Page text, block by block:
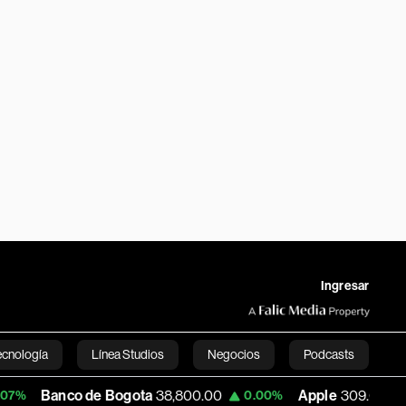
Ingresar
Línea Studios Negocios Podcasts
English
de Bogota 38,800.00 0.00% Apple 309.06 -0.06%